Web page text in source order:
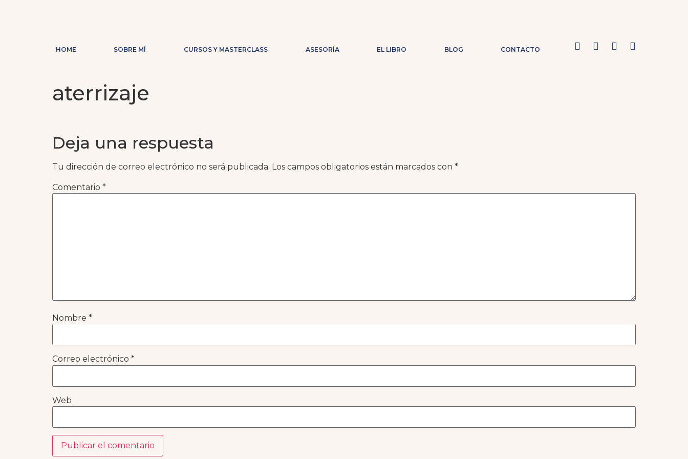
HOME SOBRE MÍ CURSOS Y MASTERCLASS ASESORÍA EL LIBRO BLOG CONTACTO
aterrizaje
Deja una respuesta
Tu dirección de correo electrónico no será publicada. Los campos obligatorios están marcados con *
Comentario *
Nombre *
Correo electrónico *
Web